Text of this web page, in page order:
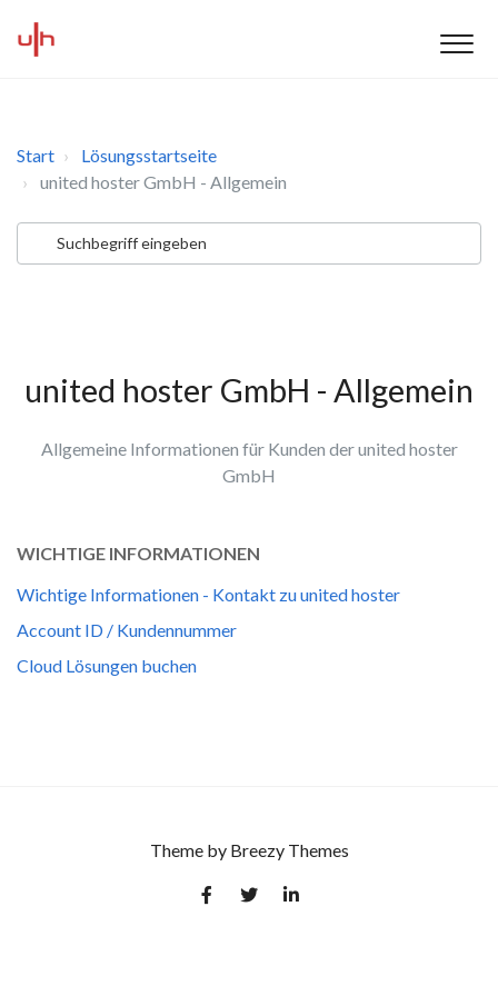
Start
Lösungsstartseite
united hoster GmbH - Allgemein
united hoster GmbH - Allgemein
Allgemeine Informationen für Kunden der united hoster
GmbH
WICHTIGE INFORMATIONEN
Wichtige Informationen - Kontakt zu united hoster
Account ID / Kundennummer
Cloud Lösungen buchen
Theme by Breezy Themes